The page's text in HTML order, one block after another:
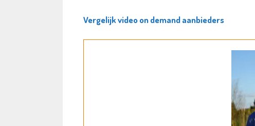
Vergelijk video on demand aanbieders